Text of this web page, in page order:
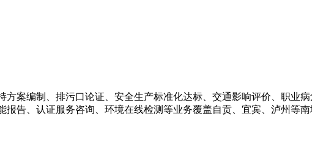
案编制、排污口论证、安全生产标准化达标、交通影响评价、职业
告、认证服务咨询、环境在线检测等业务覆盖自贡、宜宾、泸州等南